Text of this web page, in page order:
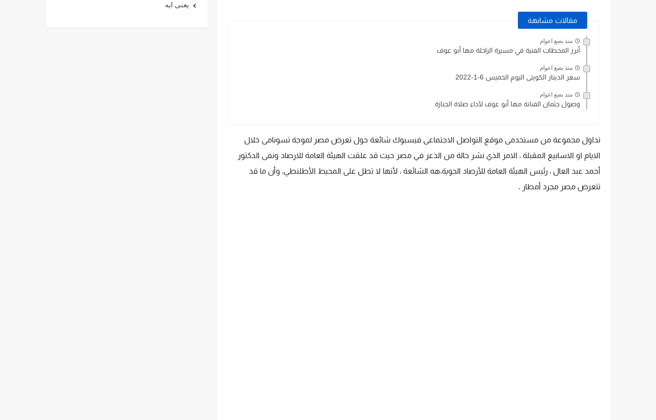
مقالات مشابهة
منذ بضع اعوام
أبرز المحطات الفنية في مسيرة الراحلة مها أبو عوف
منذ بضع اعوام
سعر الدينار الكويتى اليوم الخميس 6-1-2022
منذ بضع اعوام
وصول جثمان الفنانة مها أبو عوف لآداء صلاة الجنازة
تداول مجموعة من مستخدمى موقع التواصل الاجتماعى فيسبوك شائعة حول تعرض مصر لموجة تسونامى خلال
الايام او الاسابيع المقبلة ، الامر الذي نشر حالة من الذعر في مصر حيث قد علقت الهيئة العامة للارصاد ونفى الدكتور
أحمد عبد العال ، رئيس الهيئة العامة للأرصاد الجوية،هه الشائعة ، لأنها لا تطل على المحيط الأطلنطي، وأن ما قد
تتعرض مصر مجرد أمطار .
يعنى ايه